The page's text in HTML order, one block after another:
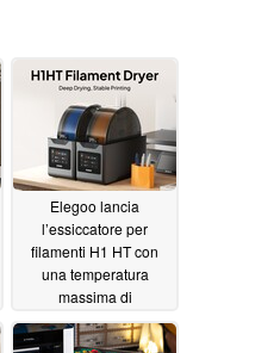
Elegoo lancia
l’essiccatore per
filamenti H1 HT con
una temperatura
massima di
essiccazione fino a 85
°C07/24/2026